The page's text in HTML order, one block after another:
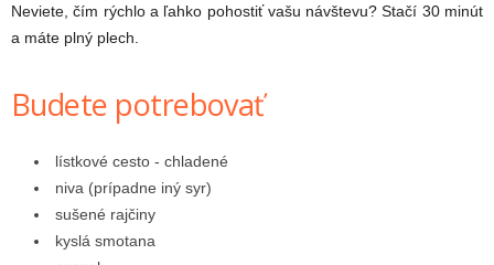
Neviete, čím rýchlo a ľahko pohostiť vašu návštevu? Stačí 30 minút
a máte plný plech.
Budete potrebovať
lístkové cesto - chladené
niva (prípadne iný syr)
sušené rajčiny
kyslá smotana